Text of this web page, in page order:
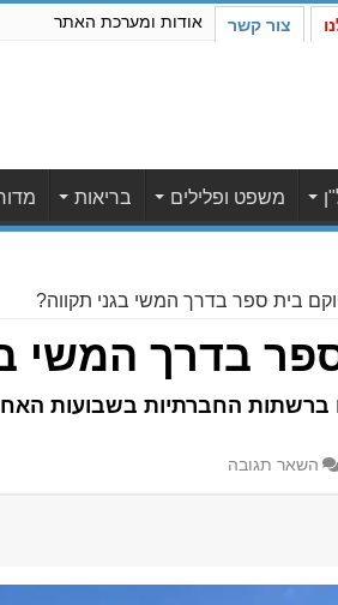
צור קשר אודות ומערכת האתר
משפט ופלילים בריאות
בית ספר בדרך המשי בגני תקווה?
בדרך המשי
ברשתות החברתיות בשבועות
השאר תגובה